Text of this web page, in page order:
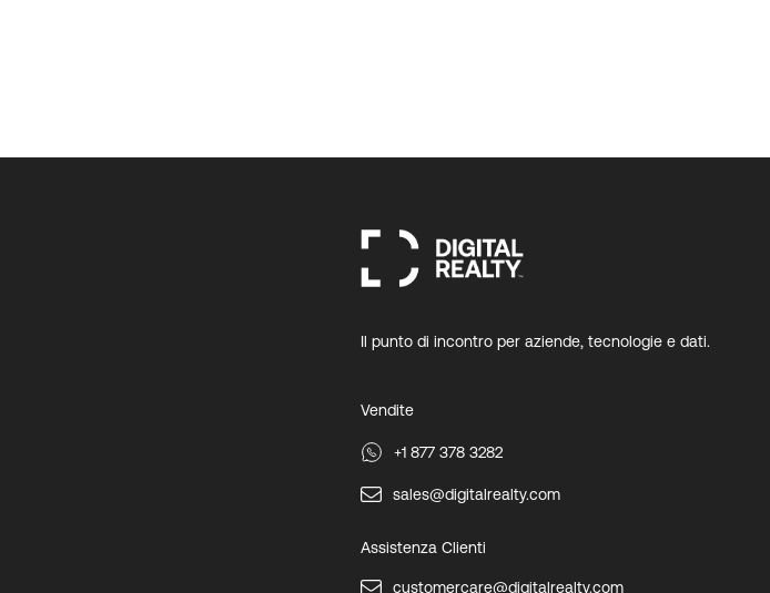
Il punto di incontro per aziende, tecnologie e dati.
Vendite
+1 877 378 3282
sales@digitalrealty.com
Assistenza Clienti
customercare@digitalrealty.com